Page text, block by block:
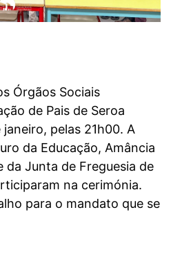
Órgãos Sociais
de Pais de Seroa
pelas 21h00. A
da Educação, Amância
da Junta de Freguesia de
na cerimónia.
para o mandato que se